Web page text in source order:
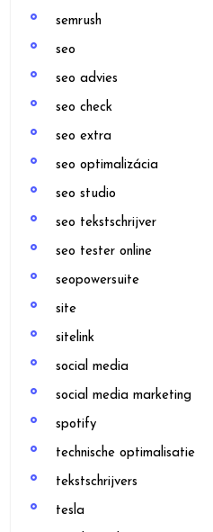
semrush
seo
seo advies
seo check
seo extra
seo optimalizácia
seo studio
seo tekstschrijver
seo tester online
seopowersuite
site
sitelink
social media
social media marketing
spotify
technische optimalisatie
tekstschrijvers
tesla